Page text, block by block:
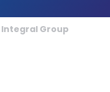
Integral Group